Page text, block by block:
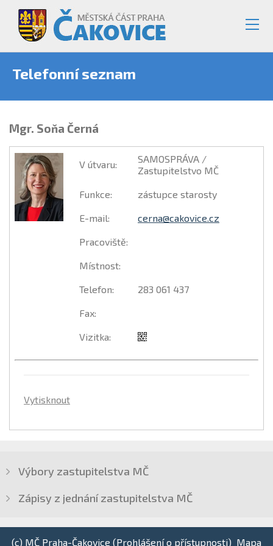
Telefonní seznam
Mgr. Soňa Černá
V útvaru:
SAMOSPRÁVA /
Zastupitelstvo MČ
Funkce: zástupce starosty
E-mail: cerna@cakovice.cz
Pracoviště:
Místnost:
Telefon: 283 061 437
Fax:
Vizitka:
Vytisknout
Výbory zastupitelstva MČ
Zápisy z jednání zastupitelstva MČ
(c) MČ Praha-Čakovice (Prohlášení o přístupnosti) Mapa